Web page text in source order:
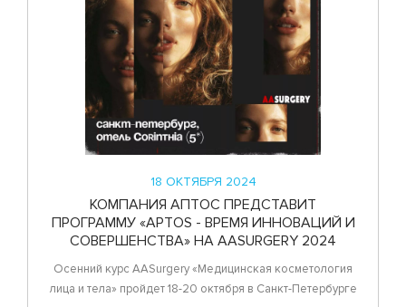
18 ОКТЯБРЯ 2024
КОМПАНИЯ АПТОС ПРЕДСТАВИТ
ПРОГРАММУ «APTOS - ВРЕМЯ ИННОВАЦИЙ И
СОВЕРШЕНСТВА» НА AASURGERY 2024
Осенний курс AASurgery «Медицинская косметология
лица и тела» пройдет 18-20 октября в Санкт-Петербурге